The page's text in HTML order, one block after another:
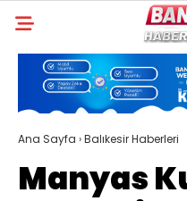
Ana Sayfa ›Balıkesir Haberleri
Manyas